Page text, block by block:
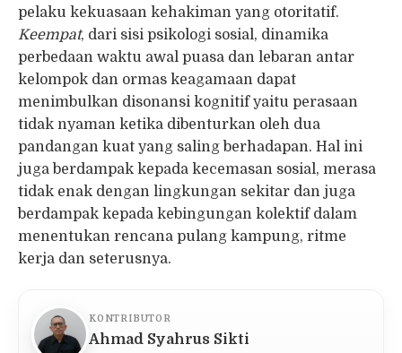
pelaku kekuasaan kehakiman yang otoritatif.
Keempat, dari sisi psikologi sosial, dinamika
perbedaan waktu awal puasa dan lebaran antar
kelompok dan ormas keagamaan dapat
menimbulkan disonansi kognitif yaitu perasaan
tidak nyaman ketika dibenturkan oleh dua
pandangan kuat yang saling berhadapan. Hal ini
juga berdampak kepada kecemasan sosial, merasa
tidak enak dengan lingkungan sekitar dan juga
berdampak kepada kebingungan kolektif dalam
menentukan rencana pulang kampung, ritme
kerja dan seterusnya.
KONTRIBUTOR
Ahmad Syahrus Sikti